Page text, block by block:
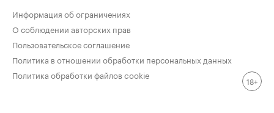
Информация об ограничениях
О соблюдении авторских прав
Пользовательское соглашение
Политика в отношении обработки персональных данных
Политика обработки файлов cookie
18+